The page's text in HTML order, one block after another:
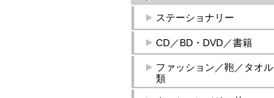
ステーショナリー
CD／BD・DVD／書籍
ファッション／鞄／タオル
類